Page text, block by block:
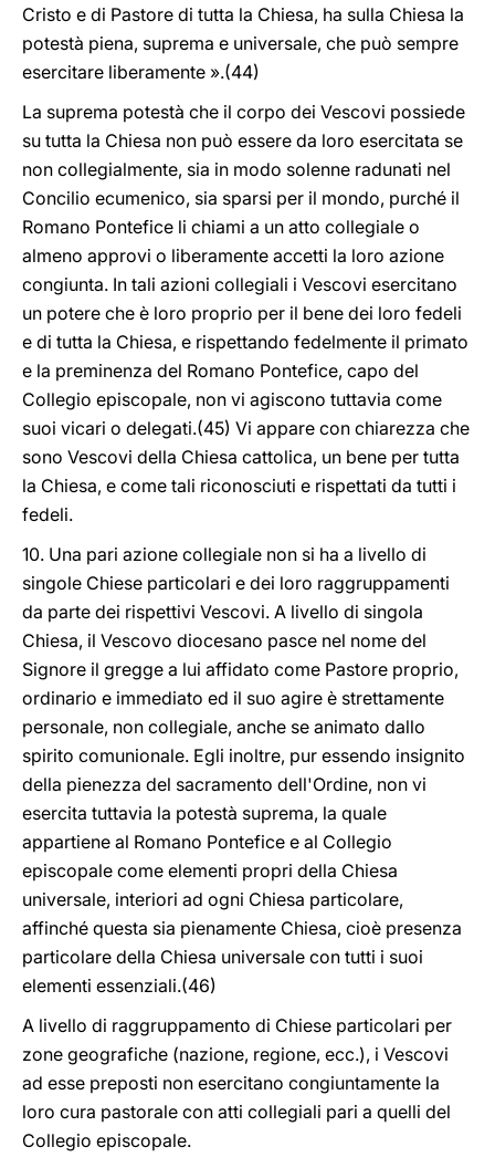
Cristo e di Pastore di tutta la Chiesa, ha sulla Chiesa la
potestà piena, suprema e universale, che può sempre
esercitare liberamente ».(44)
La suprema potestà che il corpo dei Vescovi possiede
su tutta la Chiesa non può essere da loro esercitata se
non collegialmente, sia in modo solenne radunati nel
Concilio ecumenico, sia sparsi per il mondo, purché il
Romano Pontefice li chiami a un atto collegiale o
almeno approvi o liberamente accetti la loro azione
congiunta. In tali azioni collegiali i Vescovi esercitano
un potere che è loro proprio per il bene dei loro fedeli
e di tutta la Chiesa, e rispettando fedelmente il primato
e la preminenza del Romano Pontefice, capo del
Collegio episcopale, non vi agiscono tuttavia come
suoi vicari o delegati.(45) Vi appare con chiarezza che
sono Vescovi della Chiesa cattolica, un bene per tutta
la Chiesa, e come tali riconosciuti e rispettati da tutti i
fedeli.
10. Una pari azione collegiale non si ha a livello di
singole Chiese particolari e dei loro raggruppamenti
da parte dei rispettivi Vescovi. A livello di singola
Chiesa, il Vescovo diocesano pasce nel nome del
Signore il gregge a lui affidato come Pastore proprio,
ordinario e immediato ed il suo agire è strettamente
personale, non collegiale, anche se animato dallo
spirito comunionale. Egli inoltre, pur essendo insignito
della pienezza del sacramento dell'Ordine, non vi
esercita tuttavia la potestà suprema, la quale
appartiene al Romano Pontefice e al Collegio
episcopale come elementi propri della Chiesa
universale, interiori ad ogni Chiesa particolare,
affinché questa sia pienamente Chiesa, cioè presenza
particolare della Chiesa universale con tutti i suoi
elementi essenziali.(46)
A livello di raggruppamento di Chiese particolari per
zone geografiche (nazione, regione, ecc.), i Vescovi
ad esse preposti non esercitano congiuntamente la
loro cura pastorale con atti collegiali pari a quelli del
Collegio episcopale.